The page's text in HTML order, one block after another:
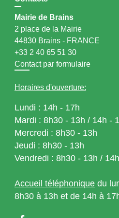
Mairie de Brains
2 place de la Mairie
44830 Brains - FRANCE
+33 2 40 65 51 30
Contact par formulaire
Horaires d'ouverture:
Lundi : 14h - 17h
Mardi : 8h30 - 13h / 14h -
Mercredi : 8h30 - 13h
Jeudi : 8h30 - 13h
Vendredi : 8h30 - 13h /
Accueil téléphonique du
8h30 à 13h et de 14h à